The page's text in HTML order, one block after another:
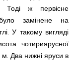
Тоді ж первісне
замінене на
У такому вигляді
чотириярусної
Два нижні яруси в